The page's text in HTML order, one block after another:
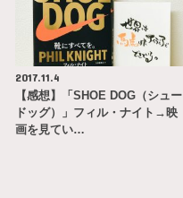
2017.11.4
【感想】「SHOE DOG（シュー
ドッグ）」フィル・ナイト→映
画を見てい…